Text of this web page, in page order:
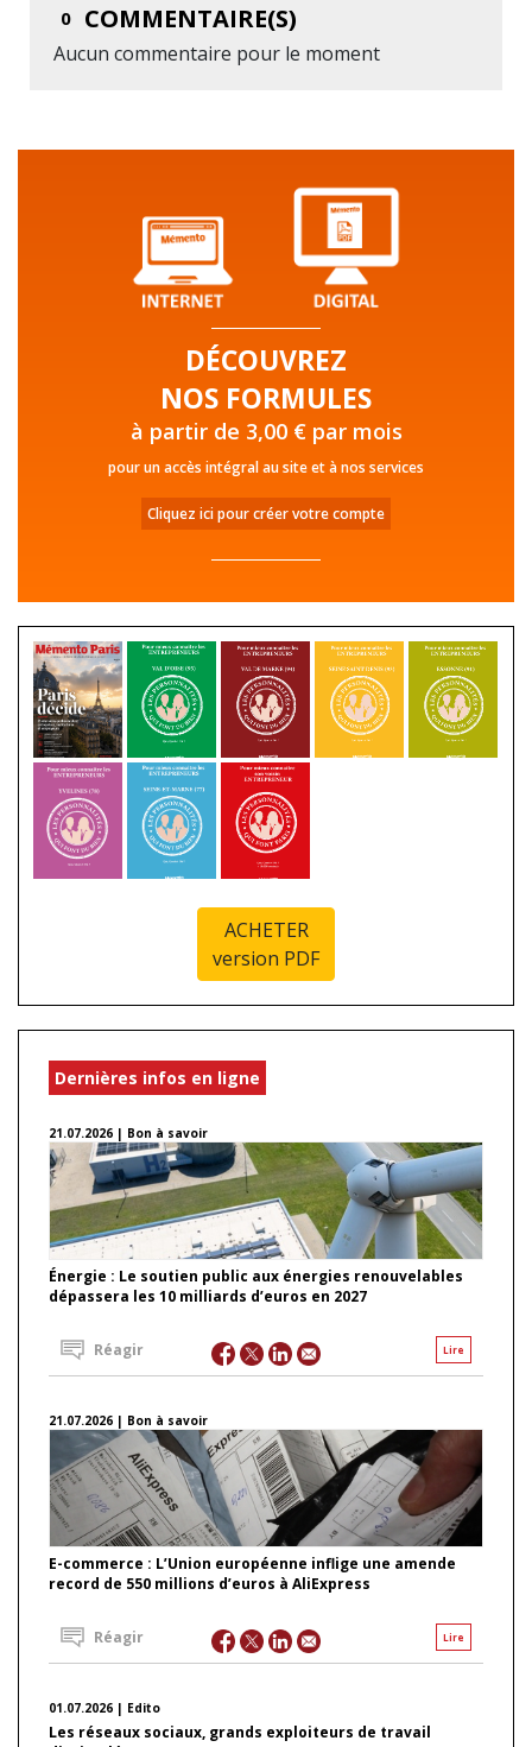
0 COMMENTAIRE(S)
Aucun commentaire pour le moment
DÉCOUVREZ
NOS FORMULES
à partir de 3,00 € par mois
pour un accès intégral au site et à nos services
Cliquez ici pour créer votre compte
ACHETER
version PDF
Dernières infos en ligne
21.07.2026 | Bon à savoir
Énergie : Le soutien public aux énergies renouvelables
dépassera les 10 milliards d’euros en 2027
Lire
Réagir
21.07.2026 | Bon à savoir
E-commerce : L’Union européenne inflige une amende
record de 550 millions d’euros à AliExpress
Lire
Réagir
01.07.2026 | Edito
Les réseaux sociaux, grands exploiteurs de travail